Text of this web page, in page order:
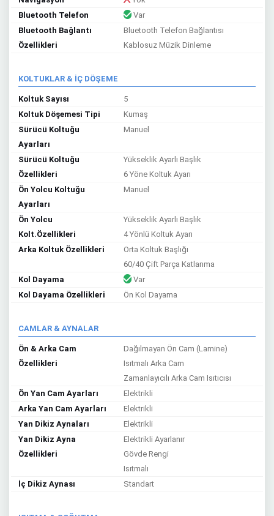
Bluetooth Telefon
Var
Bluetooth Bağlantı
Özellikleri
Bluetooth Telefon Bağlantısı
Kablosuz Müzik Dinleme
KOLTUKLAR & İÇ DÖŞEME
Koltuk Sayısı
5
Koltuk Döşemesi Tipi
Kumaş
Sürücü Koltuğu
Ayarları
Manuel
Sürücü Koltuğu
Özellikleri
Yükseklik Ayarlı Başlık
6 Yöne Koltuk Ayarı
Ön Yolcu Koltuğu
Ayarları
Manuel
Ön Yolcu
Kolt.Özellikleri
Yükseklik Ayarlı Başlık
4 Yönlü Koltuk Ayarı
Arka Koltuk Özellikleri
Orta Koltuk Başlığı
60/40 Çift Parça Katlanma
Kol Dayama
Var
Kol Dayama Özellikleri
Ön Kol Dayama
CAMLAR & AYNALAR
Ön & Arka Cam
Özellikleri
Dağılmayan Ön Cam (Lamine)
Isıtmalı Arka Cam
Zamanlayıcılı Arka Cam Isıtıcısı
Ön Yan Cam Ayarları
Elektrikli
Arka Yan Cam Ayarları
Elektrikli
Yan Dikiz Aynaları
Elektrikli
Yan Dikiz Ayna
Özellikleri
Elektrikli Ayarlanır
Gövde Rengi
Isıtmalı
İç Dikiz Aynası
Standart